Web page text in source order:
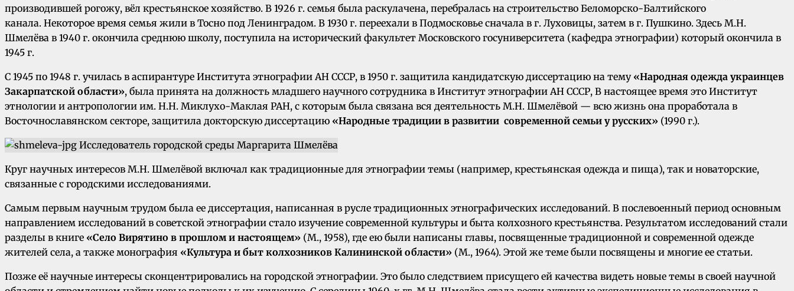
производившей рогожу, вёл крестьянское хозяйство. В 1926 г. семья была раскулачена, перебралась на строительство Беломорско-Балтийского
канала. Некоторое время семья жили в Тосно под Ленинградом. В 1930 г. переехали в Подмосковье сначала в г. Луховицы, затем в г. Пушкино. Здесь М.Н.
Шмелёва в 1940 г. окончила среднюю школу, поступила на исторический факультет Московского госуниверситета (кафедра этнографии) который окончила в
1945 г.
С 1945 по 1948 г. училась в аспирантуре Института этнографии АН СССР, в 1950 г. защитила кандидатскую диссертацию на тему «Народная одежда украинцев
Закарпатской области», была принята на должность младшего научного сотрудника в Институт этнографии АН СССР, В настоящее время это Институт
этнологии и антропологии им. Н.Н. Миклухо-Маклая РАН, с которым была связана вся деятельность М.Н. Шмелёвой — всю жизнь она проработала в
Восточнославянском секторе, защитила докторскую диссертацию «Народные традиции в развитии современной семьи у русских» (1990 г.).
Круг научных интересов М.Н. Шмелёвой включал как традиционные для этнографии темы (например, крестьянская одежда и пища), так и новаторские,
связанные с городскими исследованиями.
Самым первым научным трудом была ее диссертация, написанная в русле традиционных этнографических исследований. В послевоенный период основным
направлением исследований в советской этнографии стало изучение современной культуры и быта колхозного крестьянства. Результатом исследований стали
разделы в книге «Село Вирятино в прошлом и настоящем» (М., 1958), где ею были написаны главы, посвященные традиционной и современной одежде
жителей села, а также монография «Культура и быт колхозников Калининской области» (М., 1964). Этой же теме были посвящены и многие ее статьи.
Позже её научные интересы сконцентрировались на городской этнографии. Это было следствием присущего ей качества видеть новые темы в своей научной